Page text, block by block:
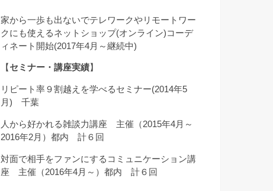
家から一歩も出ないでテレワークやリモートワー
クにも使えるネットショップ(オンライン)コーデ
ィネート開始(2017年4月～継続中)
【 セミナー・講座実績】
リピート率９割越えを学べるセミナー(2014年5
月) 千葉
人から好かれる雑談力講座 主催（2015年4月～
2016年2月）都内 計６回
対面で相手をファンにするコミュニケーション講
座 主催（2016年4月～）都内 計６回